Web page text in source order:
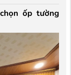
ốp tường